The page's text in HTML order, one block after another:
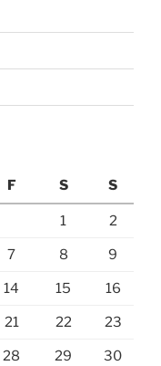
F S S
1 2
7 8 9
14 15 16
21 22 23
28 29 30